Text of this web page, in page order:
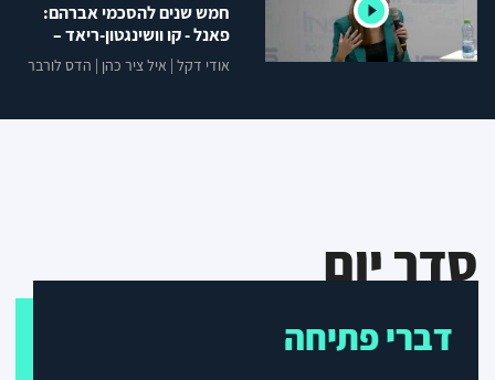
חמש שנים להסכמי אברהם:
פאנל - קו וושינגטון-ריאד –
הסיכוי להרחבת ההסכמים
אודי דקל | איל ציר כהן | הדס לורבר
סדר יום
דברי פתיחה